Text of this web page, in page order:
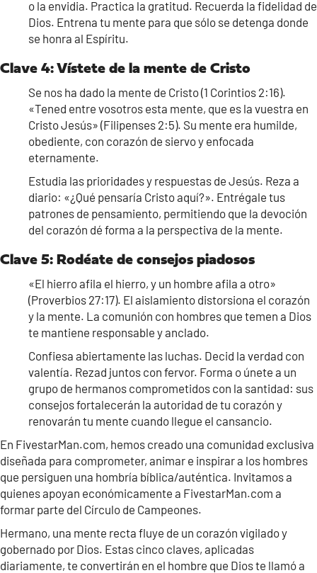
o la envidia. Practica la gratitud. Recuerda la fidelidad de
Dios. Entrena tu mente para que sólo se detenga donde
se honra al Espíritu.
Clave 4: Vístete de la mente de Cristo
Se nos ha dado la mente de Cristo (1 Corintios 2:16).
«Tened entre vosotros esta mente, que es la vuestra en
Cristo Jesús» (Filipenses 2:5). Su mente era humilde,
obediente, con corazón de siervo y enfocada
eternamente.
Estudia las prioridades y respuestas de Jesús. Reza a
diario: «¿Qué pensaría Cristo aquí?». Entrégale tus
patrones de pensamiento, permitiendo que la devoción
del corazón dé forma a la perspectiva de la mente.
Clave 5: Rodéate de consejos piadosos
«El hierro afila el hierro, y un hombre afila a otro»
(Proverbios 27:17). El aislamiento distorsiona el corazón
y la mente. La comunión con hombres que temen a Dios
te mantiene responsable y anclado.
Confiesa abiertamente las luchas. Decid la verdad con
valentía. Rezad juntos con fervor. Forma o únete a un
grupo de hermanos comprometidos con la santidad: sus
consejos fortalecerán la autoridad de tu corazón y
renovarán tu mente cuando llegue el cansancio.
En FivestarMan.com, hemos creado una comunidad exclusiva
diseñada para comprometer, animar e inspirar a los hombres
que persiguen una hombría bíblica/auténtica. Invitamos a
quienes apoyan económicamente a FivestarMan.com a
formar parte del Círculo de Campeones.
Hermano, una mente recta fluye de un corazón vigilado y
gobernado por Dios. Estas cinco claves, aplicadas
diariamente, te convertirán en el hombre que Dios te llamó a